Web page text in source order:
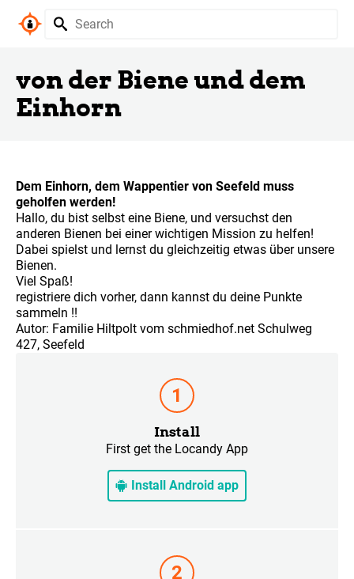
von der Biene und dem
Einhorn
Install
First get the Locandy App
Install Android app
Dem Einhorn, dem Wappentier von Seefeld muss
geholfen werden!
Hallo, du bist selbst eine Biene, und versuchst den
anderen Bienen bei einer wichtigen Mission zu helfen!
Dabei spielst und lernst du gleichzeitig etwas über unsere
Bienen.
Viel Spaß!
registriere dich vorher, dann kannst du deine Punkte
sammeln !!
Autor: Familie Hiltpolt vom schmiedhof.net Schulweg
427, Seefeld